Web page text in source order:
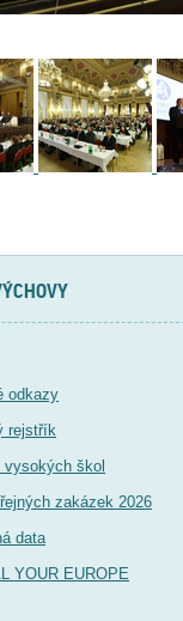
odkazy
rejstřík
vysokých škol
zakázek 2026
data
YOUR EUROPE